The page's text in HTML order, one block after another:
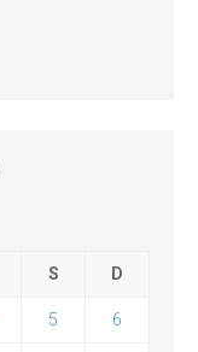
S D
5 6